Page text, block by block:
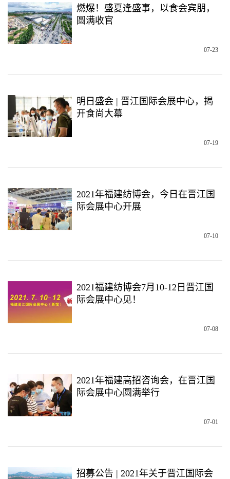
燃爆！盛夏逢盛事，以食会宾朋，
圆满收官
07-23
明日盛会 | 晋江国际会展中心，揭
开食尚大幕
07-19
2021年福建纺博会，今日在晋江国
际会展中心开展
07-10
2021福建纺博会7月10-12日晋江国
际会展中心见！
07-08
2021年福建高招咨询会，在晋江国
际会展中心圆满举行
07-01
招募公告 | 2021年关于晋江国际会